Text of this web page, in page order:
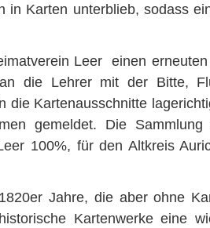
Karten unterblieb, sodass
Leer einen
die Lehrer mit der Bitte,
Kartenausschnitte
gemeldet. Die
100%, für den Altkreis
Jahre, die aber ohne
Kartenwerke eine